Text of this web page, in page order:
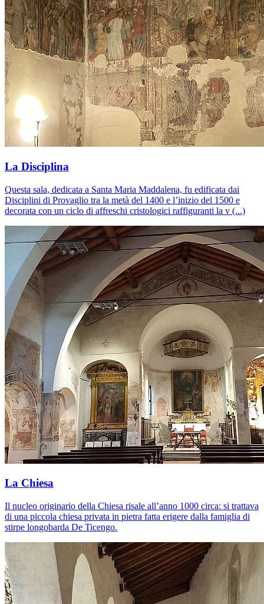
La Disciplina
Questa sala, dedicata a Santa Maria Maddalena, fu edificata dai
Disciplini di Provaglio tra la metà del 1400 e l’inizio del 1500 e
decorata con un ciclo di affreschi cristologici raffiguranti la v (...)
La Chiesa
Il nucleo originario della Chiesa risale all’anno 1000 circa: si trattava
di una piccola chiesa privata in pietra fatta erigere dalla famiglia di
stirpe longobarda De Ticengo.